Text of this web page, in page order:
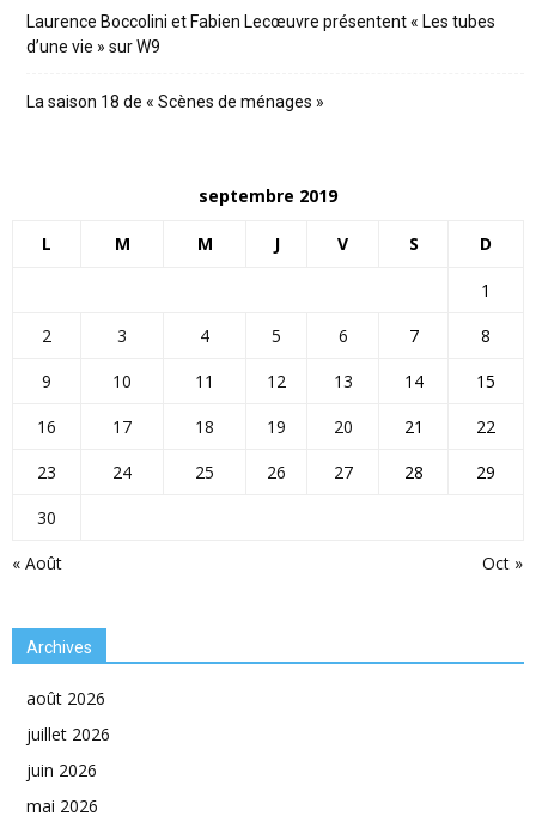
Laurence Boccolini et Fabien Lecœuvre présentent « Les tubes
d’une vie » sur W9
La saison 18 de « Scènes de ménages »
septembre 2019
L M M J V S D
« Août Oct »
1
2
3 4 5 6 7
8
9
10 11 12 13 14
15
16
17 18 19 20 21
22
23
24 25 26 27 28
29
30
Archives
août 2026
juillet 2026
juin 2026
mai 2026